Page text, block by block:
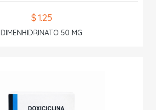
$ 1.25
DIMENHIDRINATO 50 MG